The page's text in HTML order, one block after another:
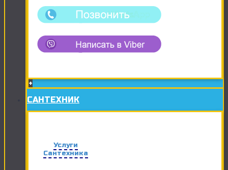
+
САНТЕХНИК
Услуги
Сантехника